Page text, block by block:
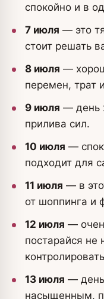
спокойно и в
7 июля — это
стоит решать
8 июля —
перемен, трат
9 июля — день
прилива сил.
10 июля —
подходит для
11 июля — в
от шоппинга и
12 июля —
постарайся не
13 июля — день
насыщенным,